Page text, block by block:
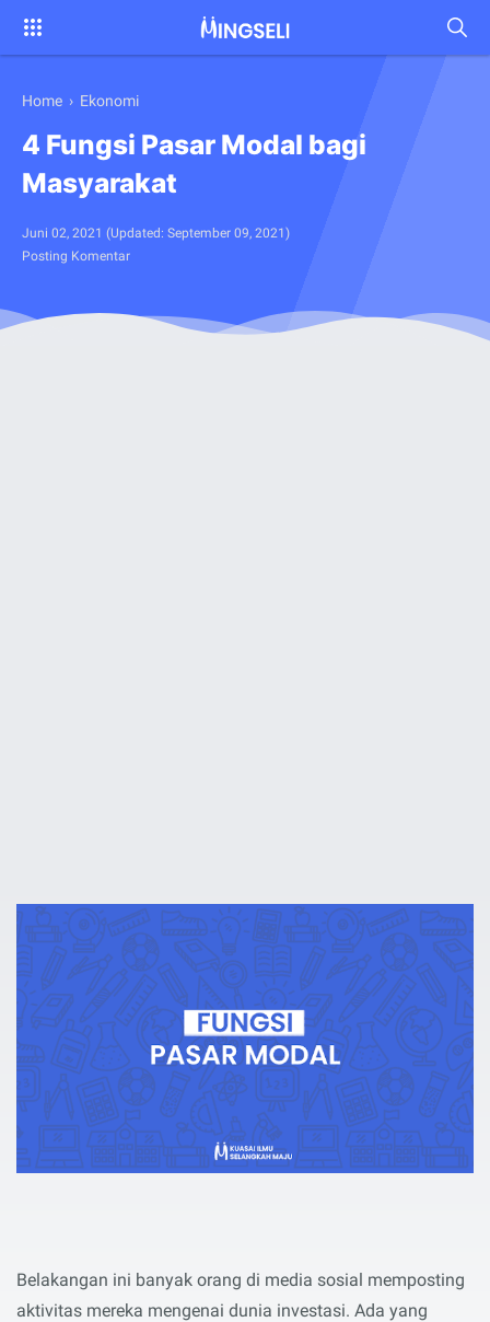
Home › Ekonomi
4 Fungsi Pasar Modal bagi
Masyarakat
Juni 02, 2021 (Updated: September 09, 2021)
Posting Komentar
Belakangan ini banyak orang di media sosial memposting
aktivitas mereka mengenai dunia investasi. Ada yang